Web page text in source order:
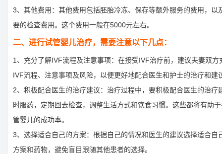
3、其他费用：其他费用包括胚胎冷冻、保存等额外服务的费用，以
要的检查费用。这个费用一般在5000元左右。
二、进行试管婴儿治疗，需要注意以下几点：
1、充分了解IVF流程及注意事项：在接受IVF治疗前，建议夫妻双方
IVF流程、注意事项及风险，以便更好地配合医生和护士的治疗和建
2、积极配合医生的治疗建议：治疗过程中，要积极配合医生的治疗
时服药，定期回去检查，调整生活方式和饮食习惯。这些都将有助
管婴儿的成功率。
3、选择适合自己的方案：根据自己的情况和医生的建议选择适合自
方案和药物，避免盲目跟随其他患者的选择。